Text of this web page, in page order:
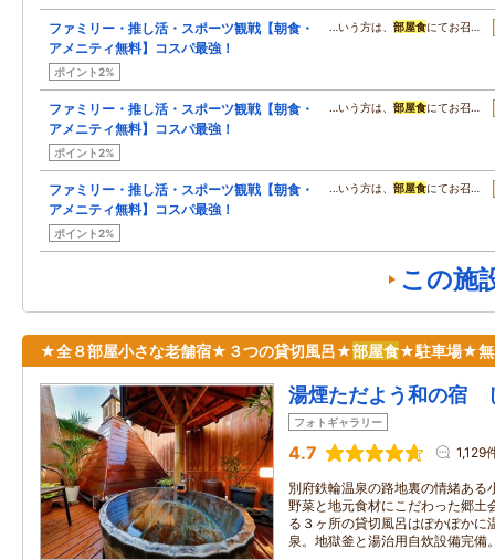
ファミリー・推し活・スポーツ観戦【朝食・
アメニティ無料】コスパ最強！
ポイント2%
…いう方は、 部屋食にてお召…
ファミリー・推し活・スポーツ観戦【朝食・
アメニティ無料】コスパ最強！
ポイント2%
…いう方は、 部屋食にてお召…
ファミリー・推し活・スポーツ観戦【朝食・
アメニティ無料】コスパ最強！
ポイント2%
…いう方は、 部屋食にてお召…
この施
★全８部屋小さな老舗宿★３つの貸切風呂★部屋食★駐車場★
湯煙ただよう和の宿
フォトギャラリー
4.7 1,129
別府鉄輪温泉の路地裏の情緒ある
野菜と地元食材にこだわった郷土
る３ヶ所の貸切風呂はぽかぽかに
泉。地獄釜と湯治用自炊設備完備